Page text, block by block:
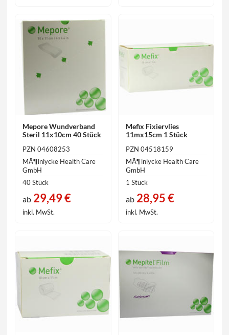
Mepore Wundverband
Steril 11x10cm 40 Stück
PZN 04608253
MÃ¶lnlycke Health Care
GmbH
40 Stück
ab 29,49 €
inkl. MwSt.
Mefix Fixiervlies
11mx15cm 1 Stück
PZN 04518159
MÃ¶lnlycke Health Care
GmbH
1 Stück
ab28,95 €
inkl. MwSt.